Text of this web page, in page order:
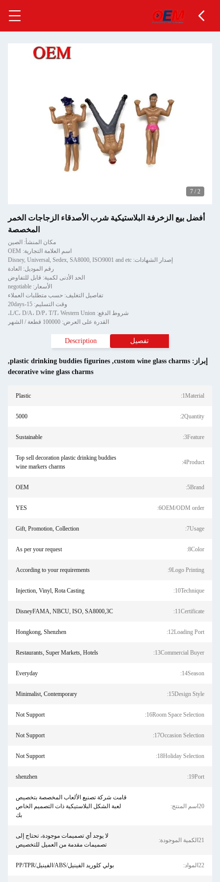
أفضل بيع الزخرفة البلاستيكية شرب الأصدقاء الزجاجات الخمر
المخصصة
مكان المنشأ: الصين
اسم العلامة التجارية: OEM
إصدار الشهادات: Disney, Universal, Sedex, SA8000, ISO9001 and etc
رقم الموديل: العادة
الحد الأدنى لكمية: قابل للتفاوض
الأسعار: negotiable
تفاصيل التغليف: حسب متطلبات العملاء
وقت التسليم: 15-20days
شروط الدفع: L/C، D/A، D/P، T/T، Western Union،
القدرة على العرض: 100000 قطعة / الشهر
تفصيل Description
إبراز:custom wine glass charms
,
plastic drinking buddies figurines
,
decorative wine glass charms
1Material:
Plastic
2Quantity:
3Feature:
Sustainable
4Product:
Top sell decoration plastic drinking buddies
wine markers charms
5Brand:
OEM
6OEM/ODM order:
7Usage:
Gift, Promotion, Collection
8Color:
As per your request
9Logo Printing:
According to your requirements
10Technique:
Injection, Vinyl, Rota Casting
11Certificate:
DisneyFAMA, NBCU, ISO, SA8000,3C
12Loading Port:
Hongkong, Shenzhen
13Commercial Buyer:
Restaurants, Super Markets, Hotels
14Season:
Everyday
15Design Style:
Minimalist, Contemporary
16Room Space Selection:
Not Support
17Occasion Selection:
Not Support
18Holiday Selection:
Not Support
19Port:
shenzhen
قامت شركة تصنيع الألعاب المخصصة بتخصيص
لعبة الشكل البلاستيكية ذات التصميم الخاص
لا يوجد أي تصميمات موجودة، تحتاج إلى
تصميمات مقدمة من العميل للتخصيص
بولي كلوريد الفينيل/ABS/الفينيل/PP/TPR